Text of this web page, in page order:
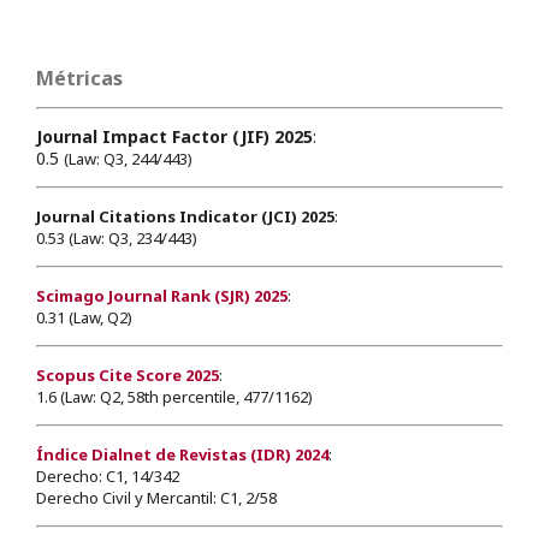
Métricas
Journal Impact Factor (JIF) 2025:
0.5 (Law: Q3, 244/443)
Journal Citations Indicator (JCI) 2025:
0.53 (Law: Q3, 234/443)
Scimago Journal Rank (SJR) 2025:
0.31 (Law, Q2)
Scopus Cite Score 2025:
1.6 (Law: Q2, 58th percentile, 477/1162)
Índice Dialnet de Revistas (IDR) 2024:
Derecho: C1, 14/342
Derecho Civil y Mercantil: C1, 2/58